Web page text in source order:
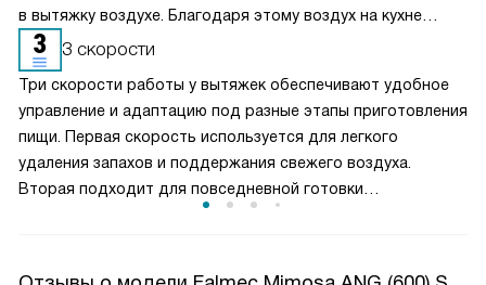
в вытяжку воздухе. Благодаря этому воздух на кухне
очищается более качественно. Угольные фильтры
необходимо часто заменять — примерно раз в три-
четыре месяца.
3 скорости
Три скорости работы у вытяжек обеспечивают удобное
управление и адаптацию под разные этапы приготовления
пищи. Первая скорость используется для легкого
удаления запахов и поддержания свежего воздуха.
Вторая подходит для повседневной готовки